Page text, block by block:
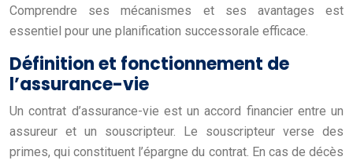
Comprendre ses mécanismes et ses avantages est
essentiel pour une planification successorale efficace.
Définition et fonctionnement de
l’assurance-vie
Un contrat d’assurance-vie est un accord financier entre un
assureur et un souscripteur. Le souscripteur verse des
primes, qui constituent l’épargne du contrat. En cas de décès